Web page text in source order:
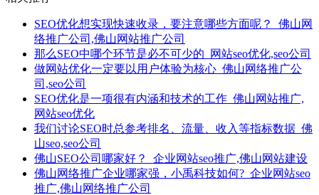
SEO优化想实现快速收录，要注意哪些方面呢？_佛山网
络推广公司,佛山网站推广公司
那么SEO中哪个环节是必不可少的_网站seo优化,seo公司
做网站优化一定要以用户体验为核心_佛山网络推广公
司,seo公司
SEO优化是一项很有内涵和技术的工作_佛山网站推广,
网站seo优化
我们讨论SEO时总参考排名、流量、收入等指标数据_佛
山seo,seo公司
佛山SEO公司哪家好？_企业网站seo推广,佛山网站建设
佛山网络推广企业哪家强，小禹科技如何?_企业网站seo
推广,佛山网络推广公司